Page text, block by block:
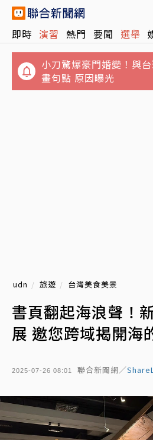
即時 演習 熱門 要聞 選舉
小刀驚爆豪門婚變！與
畫句點 原因曝光
你敢投資嗎？18歲少年
體」 拚15年後5倍賣出
udn 旅遊 台灣美食美景
書頁翻起海浪聲！
展 邀您跨域揭開海
2025-07-26 08:01 聯合新聞網／